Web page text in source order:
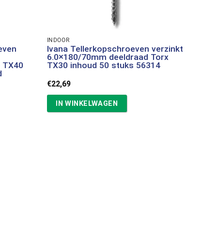
INDOOR
Ivana Tellerkopschroeven verzinkt
6.0×180/70mm deeldraad Torx
TX30 inhoud 50 stuks 56314
€22,69
IN WINKELWAGEN